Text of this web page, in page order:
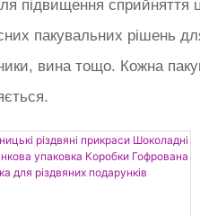
сприйняття
пакувальних рішень
вина тощо. Кожна